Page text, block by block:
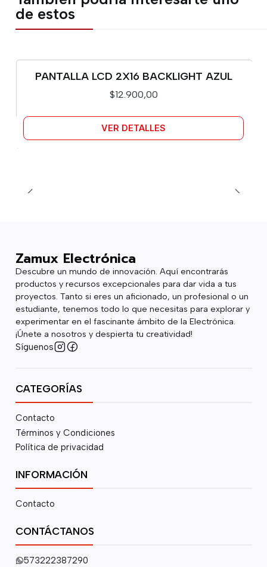
de estos
Agotado
PANTALLA LCD 2X16 BACKLIGHT AZUL
$12.900,00
VER DETALLES
Zamux Electrónica
Descubre un mundo de innovación. Aquí encontrarás
productos y recursos excepcionales para dar vida a tus
proyectos. Tanto si eres un aficionado, un profesional o un
estudiante, tenemos todo lo que necesitas para explorar y
experimentar en el fascinante ámbito de la Electrónica.
¡Únete a nosotros y despierta tu creatividad!
Síguenos
CATEGORÍAS
Contacto
Términos y Condiciones
Política de privacidad
INFORMACIÓN
Contacto
CONTÁCTANOS
573222387290